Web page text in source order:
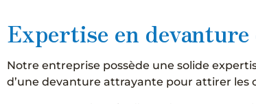
Expertise en devanture
Notre entreprise possède une solide
d’une devanture attrayante pour attirer les